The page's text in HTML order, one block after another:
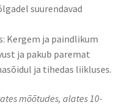
suurendavad
Kergem ja paindlikum
ja pakub paremat
ja tihedas liikluses.​
mõõtudes, alates 10-